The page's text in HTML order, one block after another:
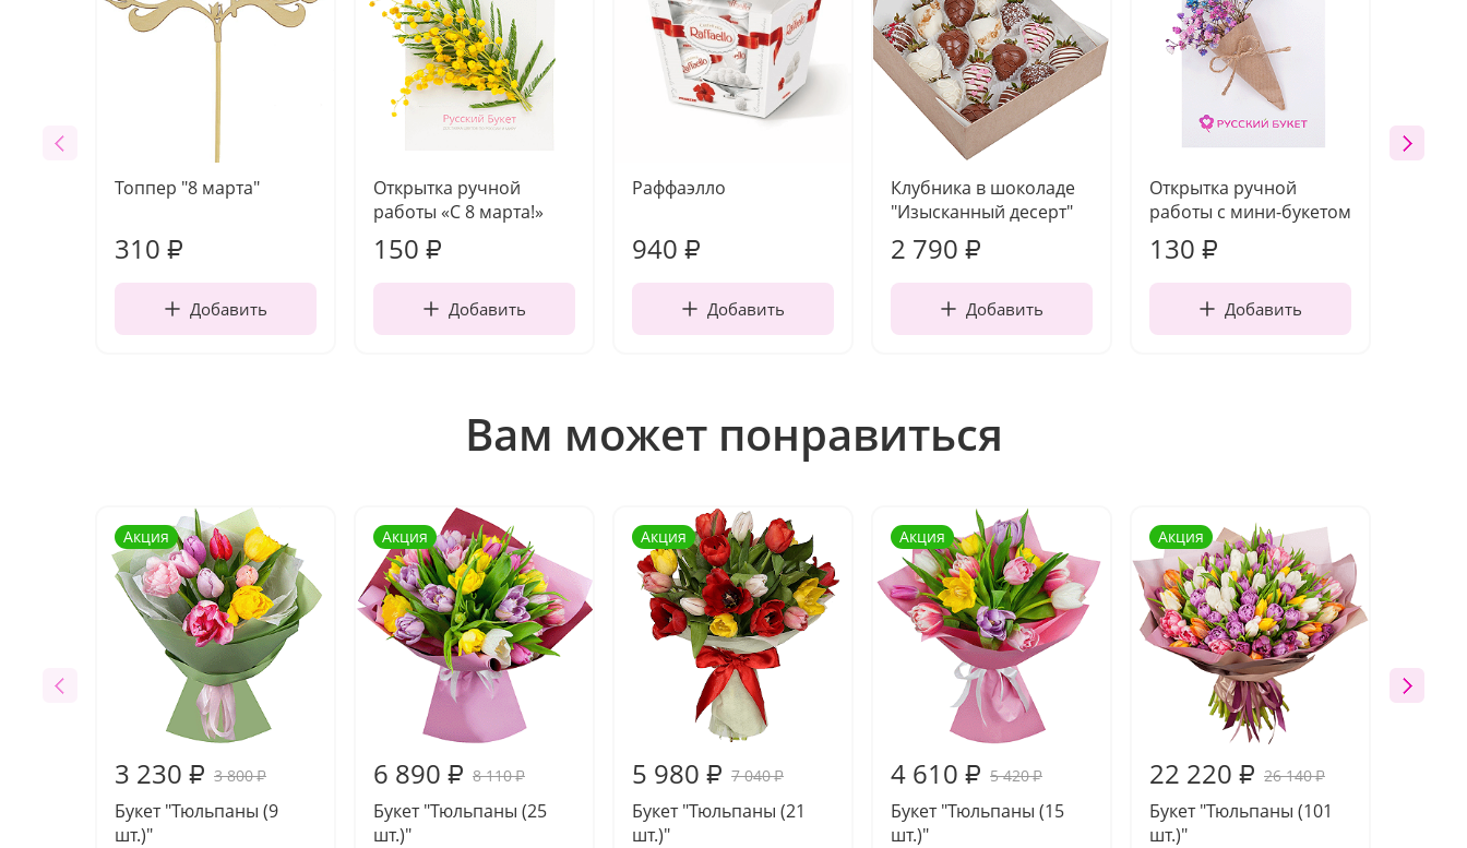
Топпер "8 марта"
310 ₽
Добавить
Открытка ручной
работы «С 8 марта!»
150 ₽
Добавить
Раффаэлло
940 ₽
Добавить
Клубника в шоколаде
"Изысканный десерт"
2 790 ₽
Добавить
Открытка ручной
работы с мини-букетом
130 ₽
Добавить
Вам может понравиться
Акция
3 230 ₽ 3 800₽
Букет "Тюльпаны (9
шт.)"
Акция
6 890 ₽ 8 110₽
Букет "Тюльпаны (25
шт.)"
Акция
5 980 ₽ 7 040₽
Букет "Тюльпаны (21
шт.)"
Акция
4 610 ₽ 5 420₽
Букет "Тюльпаны (15
шт.)"
Акция
22 220 ₽ 26 140₽
Букет "Тюльпаны (101
шт.)"